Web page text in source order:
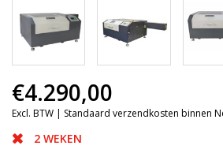
€4.290,00
Excl. BTW | Standaard verzendkosten binnen
2 WEKEN